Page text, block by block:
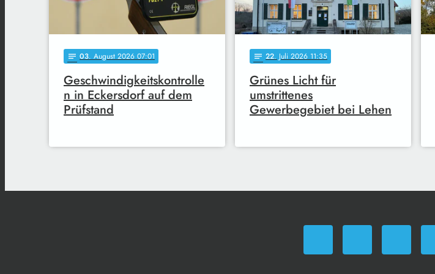
notes 03. August 2026 07:01
Geschwindigkeitskontrolle
n in Eckersdorf auf dem
Prüfstand
notes 22. Juli 2026 11:35
Grünes Licht für
umstrittenes
Gewerbegebiet bei Lehen